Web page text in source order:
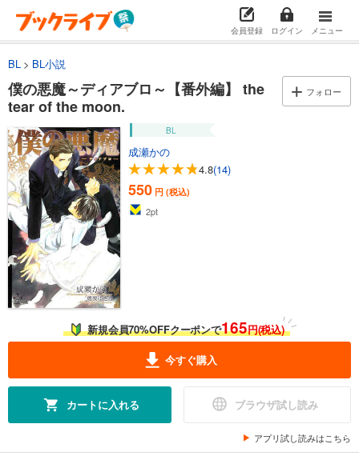
会員登録 ログイン メニュー
BL BL小説
僕の悪魔～ディアブロ～【番外編】 the
tear of the moon.
フォロー
BL
成瀬かの
4.8(14)
550 円 (税込)
2pt
新規会員70%OFFクーポンで165円(税込)
今すぐ購入
カートに入れる ブラウザ試し読み
アプリ試し読みはこちら